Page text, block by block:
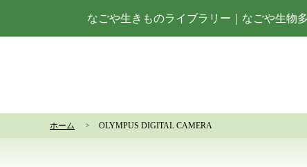
なごや生きものライブラリー なごや生物
ホーム OLYMPUS DIGITAL CAMERA